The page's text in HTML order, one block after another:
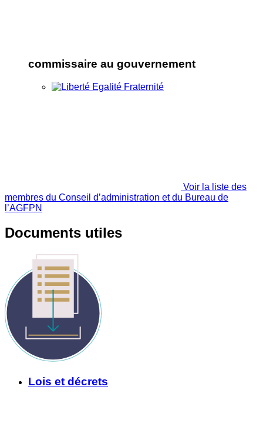
commissaire au gouvernement
Voir la liste des
membres du Conseil d’administration et du Bureau de
l’AGFPN
Documents utiles
Lois et décrets